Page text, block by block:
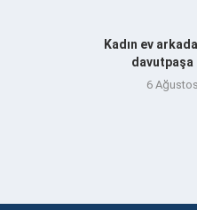
Kadın ev
davutpaşa
6